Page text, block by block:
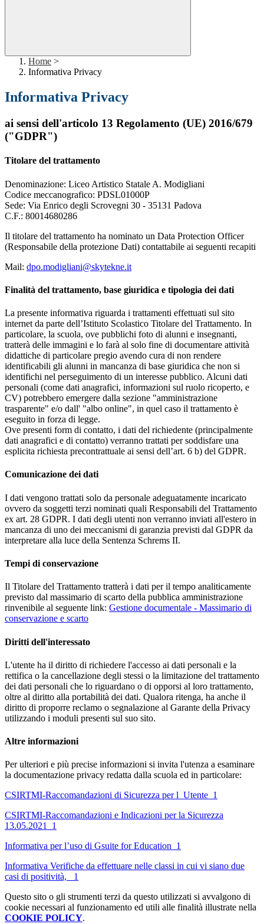
Home >
Informativa Privacy
Informativa Privacy
ai sensi dell'articolo 13 Regolamento (UE) 2016/679
("GDPR")
Titolare del trattamento
Denominazione: Liceo Artistico Statale A. Modigliani
Codice meccanografico: PDSL01000P
Sede: Via Enrico degli Scrovegni 30 - 35131 Padova
C.F.: 80014680286
Il titolare del trattamento ha nominato un Data Protection Officer
(Responsabile della protezione Dati) contattabile ai seguenti recapiti
Mail: dpo.modigliani@skytekne.it
Finalità del trattamento, base giuridica e tipologia dei dati
La presente informativa riguarda i trattamenti effettuati sul sito
internet da parte dell’Istituto Scolastico Titolare del Trattamento. In
particolare, la scuola, ove pubblichi foto di alunni e insegnanti,
tratterà delle immagini e lo farà al solo fine di documentare attività
didattiche di particolare pregio avendo cura di non rendere
identificabili gli alunni in mancanza di base giuridica che non si
identifichi nel perseguimento di un interesse pubblico. Alcuni dati
personali (come dati anagrafici, informazioni sul ruolo ricoperto, e
CV) potrebbero emergere dalla sezione "amministrazione
trasparente" e/o dall' "albo online", in quel caso il trattamento è
eseguito in forza di legge.
Ove presenti form di contatto, i dati del richiedente (principalmente
dati anagrafici e di contatto) verranno trattati per soddisfare una
esplicita richiesta precontrattuale ai sensi dell’art. 6 b) del GDPR.
Comunicazione dei dati
I dati vengono trattati solo da personale adeguatamente incaricato
ovvero da soggetti terzi nominati quali Responsabili del Trattamento
ex art. 28 GDPR. I dati degli utenti non verranno inviati all'estero in
mancanza di uno dei meccanismi di garanzia previsti dal GDPR da
interpretare alla luce della Sentenza Schrems II.
Tempi di conservazione
Il Titolare del Trattamento tratterà i dati per il tempo analiticamente
previsto dal massimario di scarto della pubblica amministrazione
rinvenibile al seguente link: Gestione documentale - Massimario di
conservazione e scarto
Diritti dell'interessato
L'utente ha il diritto di richiedere l'accesso ai dati personali e la
rettifica o la cancellazione degli stessi o la limitazione del trattamento
dei dati personali che lo riguardano o di opporsi al loro trattamento,
oltre al diritto alla portabilità dei dati. Qualora ritenga, ha anche il
diritto di proporre reclamo o segnalazione al Garante della Privacy
utilizzando i moduli presenti sul suo sito.
Altre informazioni
Per ulteriori e più precise informazioni si invita l'utenza a esaminare
la documentazione privacy redatta dalla scuola ed in particolare:
CSIRTMI-Raccomandazioni di Sicurezza per l_Utente_1
CSIRTMI-Raccomandazioni e Indicazioni per la Sicurezza
13.05.2021_1
Informativa per l’uso di Gsuite for Education_1
Informativa Verifiche da effettuare nelle classi in cui vi siano due
casi di positività, _1
Questo sito o gli strumenti terzi da questo utilizzati si avvalgono di
cookie necessari al funzionamento ed utili alle finalità illustrate nella
COOKIE POLICY.